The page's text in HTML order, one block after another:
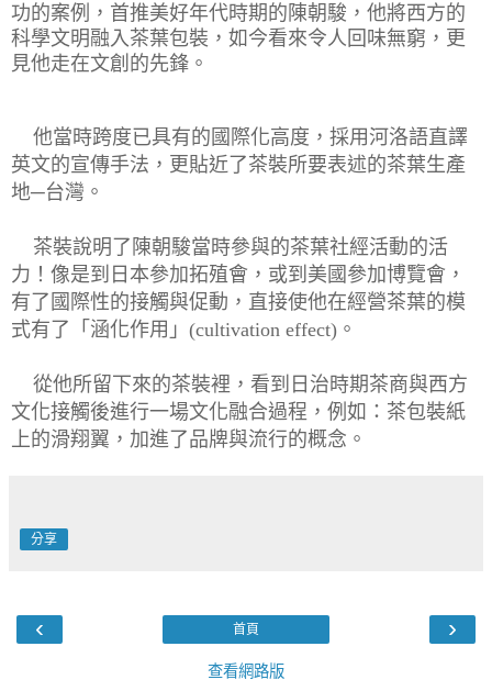
功的案例，首推美好年代時期的陳朝駿，他將西方的
科學文明融入茶葉包裝，如今看來令人回味無窮，更
見他走在文創的先鋒。
他當時跨度已具有的國際化高度，採用河洛語直譯
英文的宣傳手法，更貼近了茶裝所要表述的茶葉生產
地─台灣。
茶裝說明了 陳朝駿當時參與的茶葉社經活動的活
力！像是到日本參加拓殖會，或到美國參加博覽會，
有了國際性的接觸與促動，直接使他在經營茶葉的模
式有了「涵化作用」 (cultivation effect) 。
從他所留下來的茶裝裡，看到日治時期茶商與西方
文化接觸後進行一場文化融合過程，例如：茶包裝紙
上的滑翔翼，加進了品牌與流行的概念。
分享
‹ ›
首頁
查看網路版